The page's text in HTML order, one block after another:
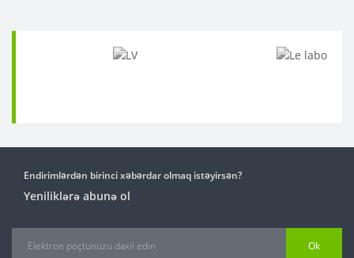
Endirimlərdən birinci xəbərdar olmaq istəyirsən?
Yeniliklərə abunə ol
Ok